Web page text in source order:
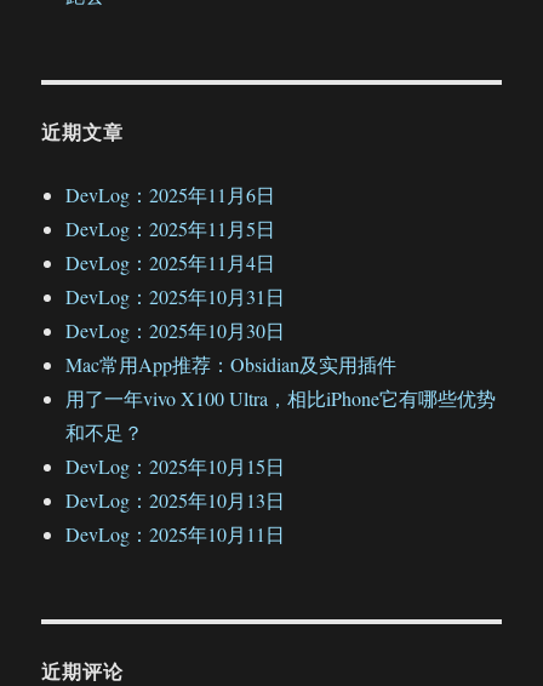
近期文章
DevLog：2025年11月6日
DevLog：2025年11月5日
DevLog：2025年11月4日
DevLog：2025年10月31日
DevLog：2025年10月30日
Mac常用App推荐：Obsidian及实用插件
用了一年vivo X100 Ultra，相比iPhone它有哪些优势
和不足？
DevLog：2025年10月15日
DevLog：2025年10月13日
DevLog：2025年10月11日
近期评论